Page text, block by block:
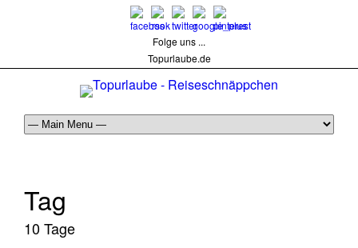
Folge uns ...
Topurlaube.de
Tag
10 Tage